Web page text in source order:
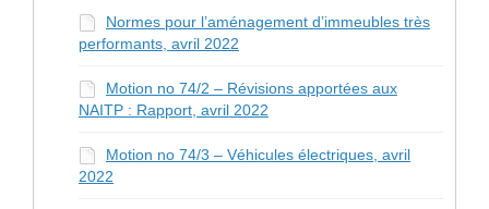
Normes pour l’aménagement d’immeubles très
performants, avril 2022
Motion no 74/2 – Révisions apportées aux
NAITP : Rapport, avril 2022
Motion no 74/3 – Véhicules électriques, avril
2022